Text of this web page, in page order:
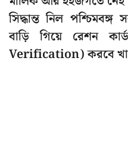
সিদ্ধান্ত নিল
বাড়ি গিয়ে রেশন
Verification) করবে